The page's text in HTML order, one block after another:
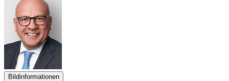
Bildinformationen